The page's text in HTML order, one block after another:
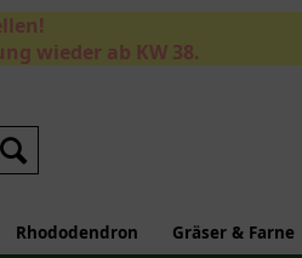
wieder ab KW 38.
Rhododendron Gräser & Farne